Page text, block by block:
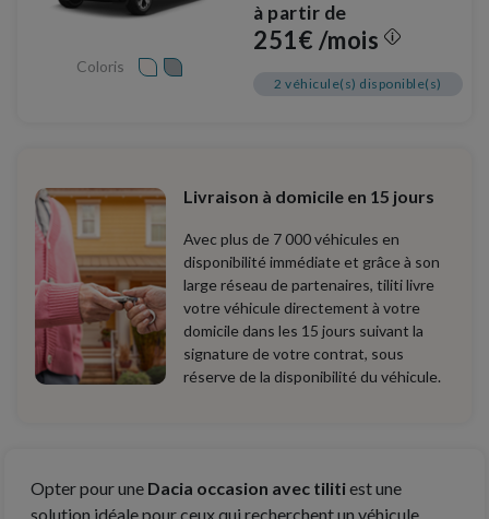
Coloris
à partir de
251€ /mois
2 véhicule(s) disponible(s)
Livraison à domicile en 15 jours
Avec plus de 7 000 véhicules en
disponibilité immédiate et grâce à son
large réseau de partenaires, tiliti livre
votre véhicule directement à votre
domicile dans les 15 jours suivant la
signature de votre contrat, sous
réserve de la disponibilité du véhicule.
Opter pour une Dacia occasion avec tilitiest une
solution idéale pour ceux qui recherchent un véhicule